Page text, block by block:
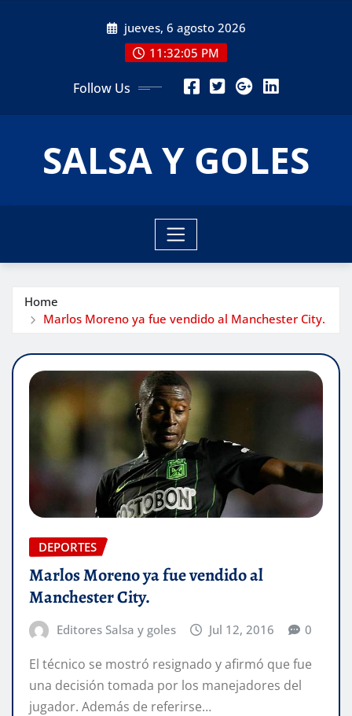
jueves, 6 agosto 2026
11:32:06 PM
Follow Us
SALSA Y GOLES
Home
Marlos Moreno ya fue vendido al Manchester City.
DEPORTES
Marlos Moreno ya fue vendido al
Manchester City.
Editores Salsa y goles Jul 12, 2016 0
El técnico se mostró resignado y afirmó que fue
una decisión tomada por los manejadores del
jugador. Además de referirse…